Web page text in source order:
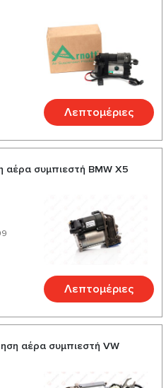
Λεπτομέριες
συμπιεστή BMW X5
Λεπτομέριες
αέρα συμπιεστή VW